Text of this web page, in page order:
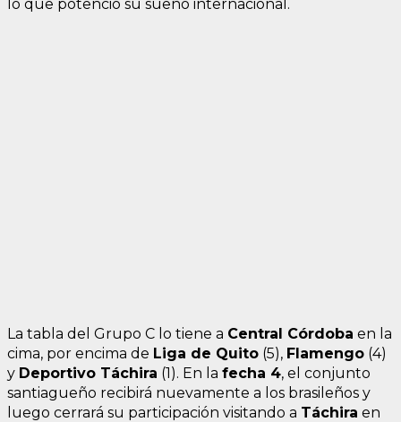
lo que potenció su sueño internacional.
La tabla del Grupo C lo tiene a Central Córdoba en la
cima, por encima de Liga de Quito (5), Flamengo (4)
y Deportivo Táchira (1). En la fecha 4, el conjunto
santiagueño recibirá nuevamente a los brasileños y
luego cerrará su participación visitando a Táchira en